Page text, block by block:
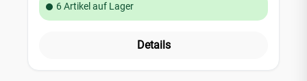
6 Artikel auf Lager
Details